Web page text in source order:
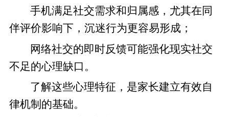
手机满足社交需求和归属感，尤其在同
伴评价影响下，沉迷行为更容易形成；
网络社交的即时反馈可能强化现实社交
不足的心理缺口。
了解这些心理特征，是家长建立有效自
律机制的基础。